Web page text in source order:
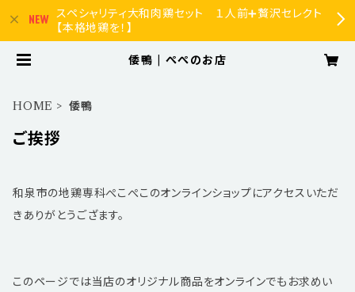
スペシャリティ大和肉鶏セット １人前➕贅沢セレクト
【本格地鶏を！】
倭鴨 | ぺぺのお店
HOME 倭鴨
ご挨拶
和泉市の地鶏専科ぺこぺこのオンラインショップにアクセスいただ
きありがとうござます。
このページでは当店のオリジナル商品をオンラインでもお求めい